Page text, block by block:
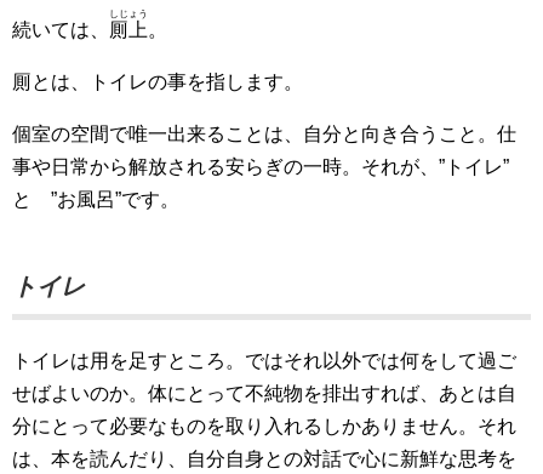
続いては、 厠上
しじょう
。
厠とは、トイレの事を指します。
個室の空間で唯一出来ることは、自分と向き合うこと。仕
事や日常から解放される安らぎの一時。それが、”トイレ”
と ”お風呂”です。
トイレ
トイレは用を足すところ。ではそれ以外では何をして過ご
せばよいのか。体にとって不純物を排出すれば、あとは自
分にとって必要なものを取り入れるしかありません。それ
は、本を読んだり、自分自身との対話で心に新鮮な思考を